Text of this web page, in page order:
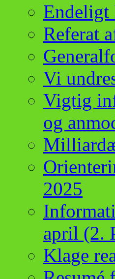
Referat
Vi
Vigtig
og
2025
april (2.
Klage